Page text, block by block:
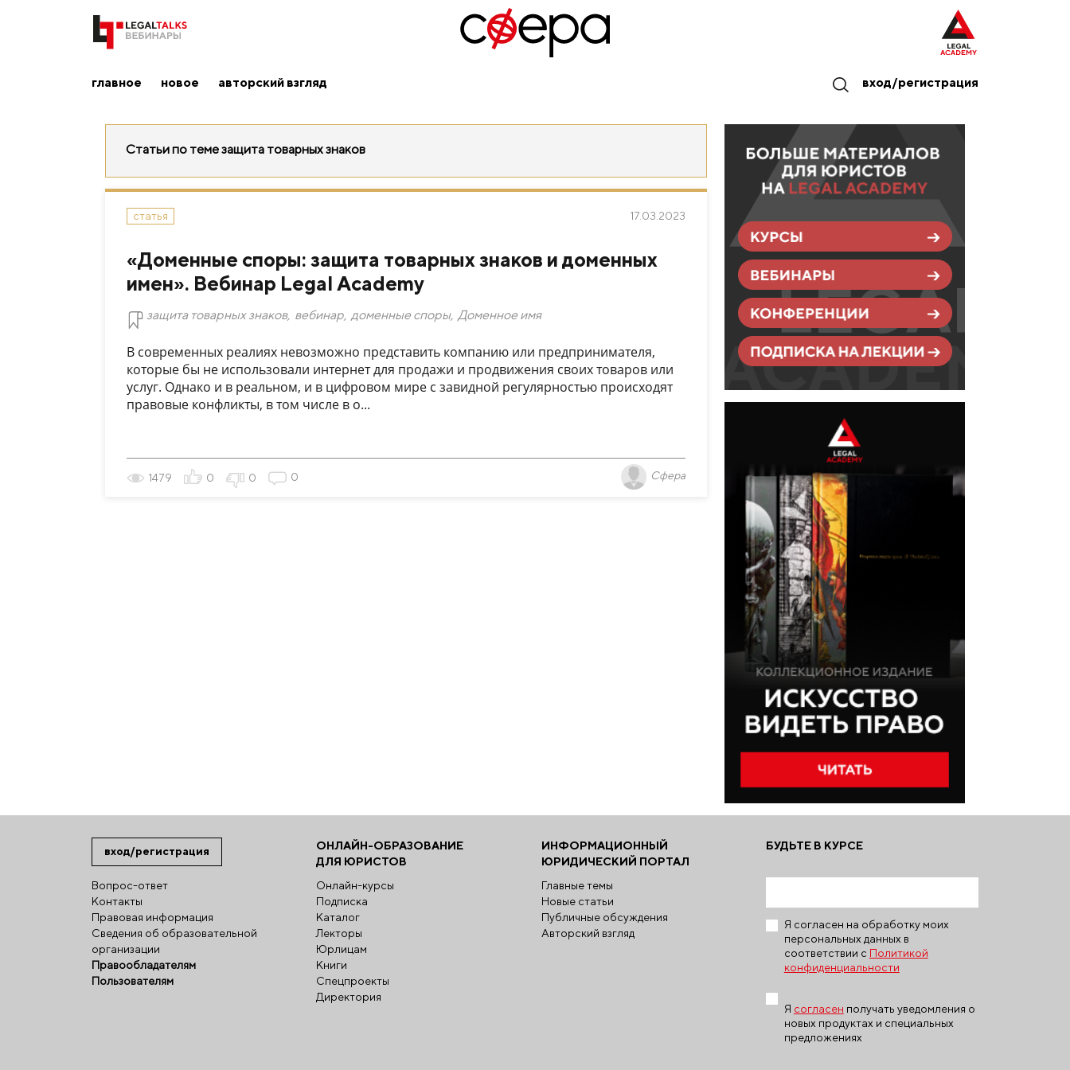
главное новое авторский взгляд вход/регистрация
Статьи по теме защита товарных знаков
статья 17.03.2023
«Доменные споры: защита товарных знаков и доменных
имен». Вебинар Legal Academy
защита товарных знаков, вебинар доменные споры, Доменное имя
В современных реалиях невозможно представить компанию или предпринимателя,
которые бы не использовали интернет для продажи и продвижения своих товаров или
услуг. Однако и в реальном, и в цифровом мире с завидной регулярностью происходят
правовые конфликты, в том числе в о...
1479 0 0 0 Сфера
вход/регистрация
Вопрос-ответ
Контакты
Правовая информация
Сведения об образовательной
организации
Правообладателям
Пользователям
ОНЛАЙН-ОБРАЗОВАНИЕ
ДЛЯ ЮРИСТОВ
Онлайн-курсы
Подписка
Каталог
Лекторы
Юрлицам
Книги
Спецпроекты
Директория
ИНФОРМАЦИОННЫЙ
ЮРИДИЧЕСКИЙ ПОРТАЛ
Главные темы
Новые статьи
Публичные обсуждения
Авторский взгляд
БУДЬТЕ В КУРСЕ
Я согласен на обработку моих
персональных данных в
соответствии с Политикой
конфиденциальности
Я согласен получать уведомления о
новых продуктах и специальных
предложениях